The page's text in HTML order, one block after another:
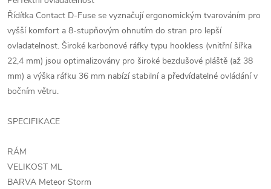
Řídítka Contact D-Fuse se vyznačují ergonomickým tvarováním pro
vyšší komfort a 8-stupňovým ohnutím do stran pro lepší
ovladatelnost. Široké karbonové ráfky typu hookless (vnitřní šířka
22,4 mm) jsou optimalizovány pro široké bezdušové pláště (až 38
mm) a výška ráfku 36 mm nabízí stabilní a předvídatelné ovládání v
bočním větru.
SPECIFIKACE
RÁM
VELIKOST ML
BARVA Meteor Storm